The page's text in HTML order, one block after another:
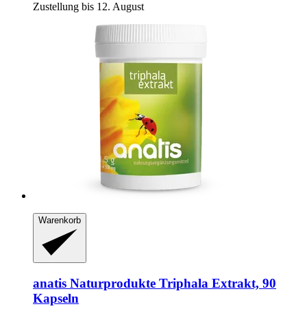
Zustellung bis 12. August
Warenkorb
anatis Naturprodukte Triphala Extrakt, 90
Kapseln